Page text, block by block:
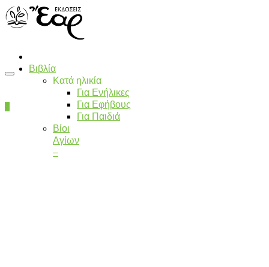
Βιβλία
Κατά ηλικία
Για Ενήλικες
Για Εφήβους
Για Παιδιά
Βίοι
Αγίων
–